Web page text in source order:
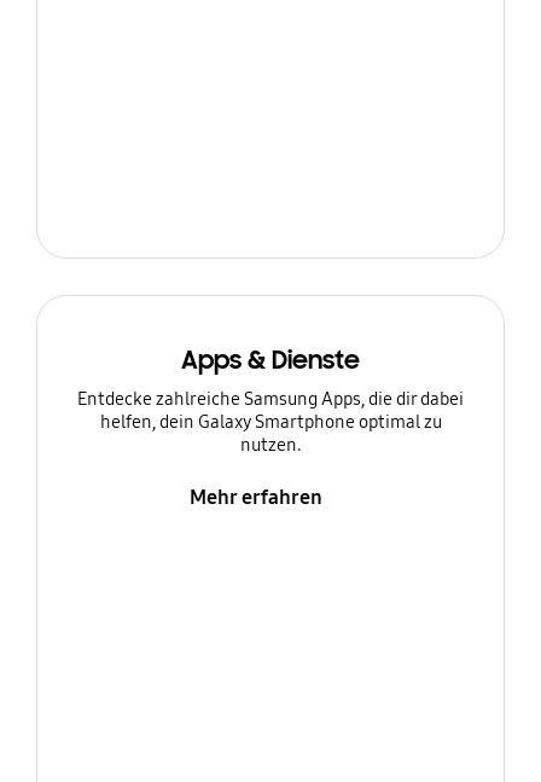
Apps & Dienste
Entdecke zahlreiche Samsung Apps, die dir dabei
helfen, dein Galaxy Smartphone optimal zu
nutzen.
Mehr erfahren